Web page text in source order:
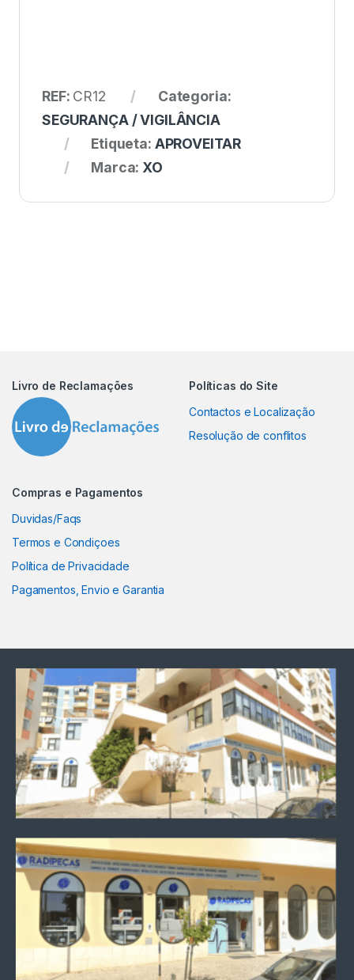
REF: CR12
Categoria:
SEGURANÇA / VIGILÂNCIA
Etiqueta: APROVEITAR
Marca: XO
Livro de Reclamações
Políticas do Site
Contactos e Localização
Resolução de conflitos
Compras e Pagamentos
Duvidas/Faqs
Termos e Condiçoes
Política de Privacidade
Pagamentos, Envio e Garantia